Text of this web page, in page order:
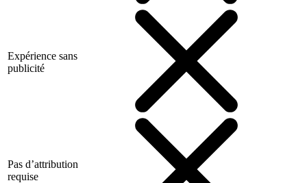
Expérience sans
publicité
Pas d’attribution
requise